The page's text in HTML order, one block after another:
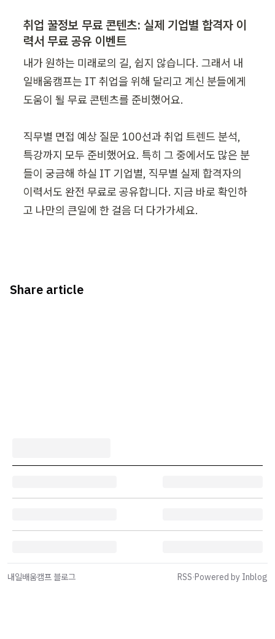
취업 꿀정보 무료 콘텐츠: 실제 기업별 합격자 이
력서 무료 공유 이벤트
내가 원하는 미래로의 길, 쉽지 않습니다. 그래서 내
일배움캠프는 IT 취업을 위해 달리고 계신 분들에게
도움이 될 무료 콘텐츠를 준비했어요.
직무별 면접 예상 질문 100선과 취업 트렌드 분석,
특강까지 모두 준비했어요. 특히 그 중에서도 많은 분
들이 궁금해 하실 IT 기업별, 직무별 실제 합격자의
이력서도 완전 무료로 공유합니다. 지금 바로 확인하
고 나만의 큰일에 한 걸음 더 다가가세요.
Share article
내일배움캠프 블로그 RSS·Powered by Inblog